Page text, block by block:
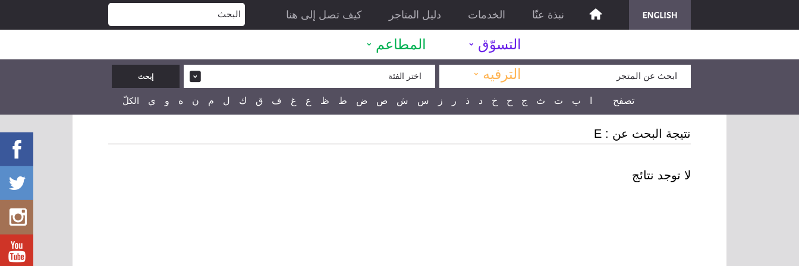
نبذة عنّا الخدمات دليل المتاجر كيف تصل إلى هنا
التسوّق المطاعم
الترفيه ˯
اختر الفئة
تصفح ب ت ث ج ح خ د ذ ر ز س ش ص ض ط ظ ع غ ف ق ك ل م ن ه و ي الكلّ
نتيجة البحث عن : E
لا توجد نتائج